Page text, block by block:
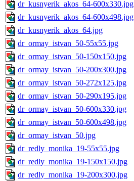
dr_kusnyerik_akos_64-600x330.jpg
dr_kusnyerik_akos_64-600x498.jpg
dr_kusnyerik_akos_64.jpg
dr_ormay_istvan_50-55x55.jpg
dr_ormay_istvan_50-150x150.jpg
dr_ormay_istvan_50-200x300.jpg
dr_ormay_istvan_50-272x125.jpg
dr_ormay_istvan_50-290x195.jpg
dr_ormay_istvan_50-600x330.jpg
dr_ormay_istvan_50-600x498.jpg
dr_ormay_istvan_50.jpg
dr_redly_monika_19-55x55.jpg
dr_redly_monika_19-150x150.jpg
dr_redly_monika_19-200x300.jpg